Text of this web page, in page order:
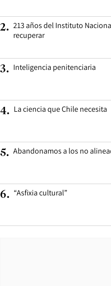
2. 213 años del Instituto
recuperar
3. Inteligencia penitenciaria
4. La ciencia que Chile necesita
5. Abandonamos a los no
6. “Asfixia cultural”